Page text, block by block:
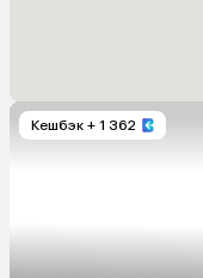
Кешбэк + 1 362